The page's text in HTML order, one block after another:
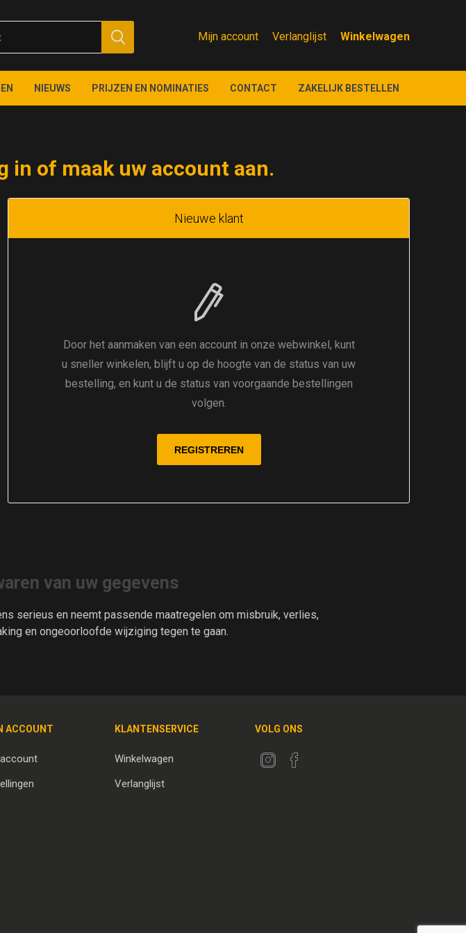
Mijn account Verlanglijst
NIEUWS PRIJZEN EN NOMINATIES CONTACT ZAKELIJK BESTELLEN
in of maak uw account aan.
Nieuwe klant
Door het aanmaken van een account in onze webwinkel, kunt
u sneller winkelen, blijft u op de hoogte van de status van uw
bestelling, en kunt u de status van voorgaande bestellingen
volgen.
van uw gegevens
serieus en neemt passende maatregelen om misbruik, verlies,
en ongeoorloofde wijziging tegen te gaan.
ACCOUNT KLANTENSERVICE
Winkelwagen
Verlanglijst
VOLG ONS